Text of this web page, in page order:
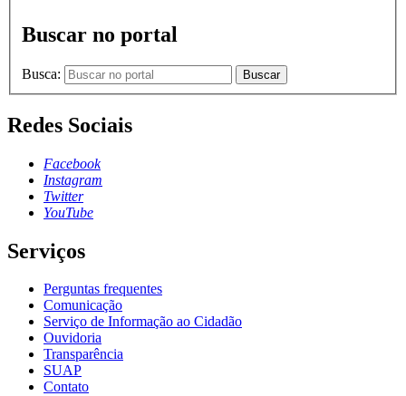
Buscar no portal
Busca: Buscar
Redes Sociais
Facebook
Instagram
Twitter
YouTube
Serviços
Perguntas frequentes
Comunicação
Serviço de Informação ao Cidadão
Ouvidoria
Transparência
SUAP
Contato